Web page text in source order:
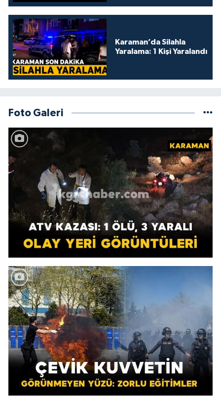
Karaman’da Silahla
Yaralama: 1 Kişi Yaralandı
Foto Galeri